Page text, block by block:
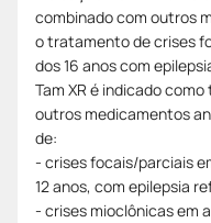
combinado com outros
o tratamento de crises
dos 16 anos com
Tam XR é indicado
outros medicamentos
de:
- crises focais/parciais
12 anos, com epilepsia
- crises mioclônicas em